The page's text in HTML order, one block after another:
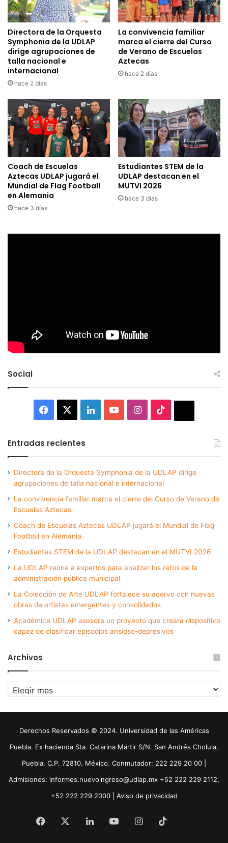
Directora de la Orquesta
Symphonia de la UDLAP
dirige agrupaciones de
talla nacional e
internacional
hace 2 días
La convivencia familiar
marca el cierre del Curso
de Verano de Escuelas
Aztecas
hace 2 días
Coach de Escuelas
Aztecas UDLAP jugará el
Mundial de Flag Football
en Alemania
hace 3 días
Estudiantes STEM de la
UDLAP destacan en el
MUTVI 2026
hace 3 días
Social
Facebook LinkedInYouTubeInstagram
Entradas recientes
Directora de la Orquesta Symphonia de la UDLAP dirige
agrupaciones de talla nacional e internacional
La convivencia familiar marca el cierre del Curso de Verano de
Escuelas Aztecas
Coach de Escuelas Aztecas UDLAP jugará el Mundial de Flag
Football en Alemania
Estudiantes STEM de la UDLAP destacan en el MUTVI 2026
La UDLAP reúne a expertos para analizar los retos de la
administración pública municipal
La Colección de Arte UDLAP fortalece su acervo con nuevas
obras de artistas emergentes y consolidados
Académica UDLAP asesora un proyecto que creará dispositivo
capaz de clasificar episodios ansioso-depresivos
Archivos
Archivos
Derechos Reservados © 2024. Universidad de las Américas
Puebla. Ex hacienda Sta. Catarina Mártir S/N. San Andrés Cholula,
Puebla. C.P. 72810. México. Conmutador: 222 229 20 00 |
Admisiones: informes.nuevoingreso@udlap.mx +52 222 229 2112,
+52 222 229 2000 | Aviso de privacidad
Facebook LinkedInYouTubeInstagram